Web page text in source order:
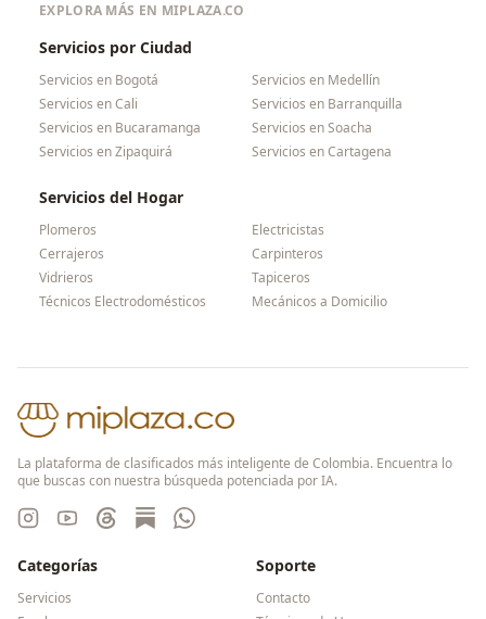
EXPLORA MÁS EN MIPLAZA.CO
Servicios por Ciudad
Servicios en Bogotá Servicios en Medellín
Servicios enCali Servicios en Barranquilla
Servicios en Bucaramanga Servicios enSoacha
Servicios enZipaquirá Servicios enCartagena
Servicios del Hogar
Plomeros
Electricistas
Cerrajeros
Carpinteros
Vidrieros
Tapiceros
Técnicos Electrodomésticos
Mecánicos a Domicilio
La plataforma de clasificados más inteligente de Colombia. Encuentra lo
que buscas con nuestra búsqueda potenciada por IA.
Categorías
Servicios
Soporte
Contacto